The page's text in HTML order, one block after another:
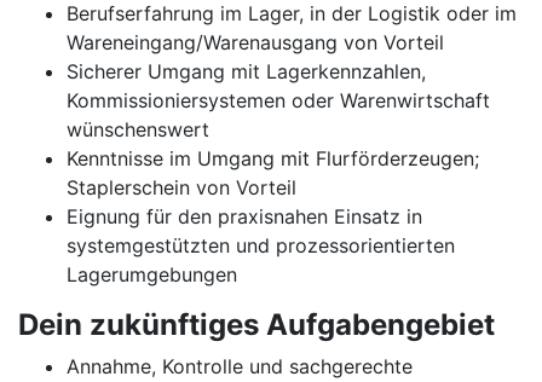
Berufserfahrung im Lager, in der Logistik oder im
Wareneingang/Warenausgang von Vorteil
Sicherer Umgang mit Lagerkennzahlen,
Kommissioniersystemen oder Warenwirtschaft
wünschenswert
Kenntnisse im Umgang mit Flurförderzeugen;
Staplerschein von Vorteil
Eignung für den praxisnahen Einsatz in
systemgestützten und prozessorientierten
Lagerumgebungen
Dein zukünftiges Aufgabengebiet
Annahme, Kontrolle und sachgerechte